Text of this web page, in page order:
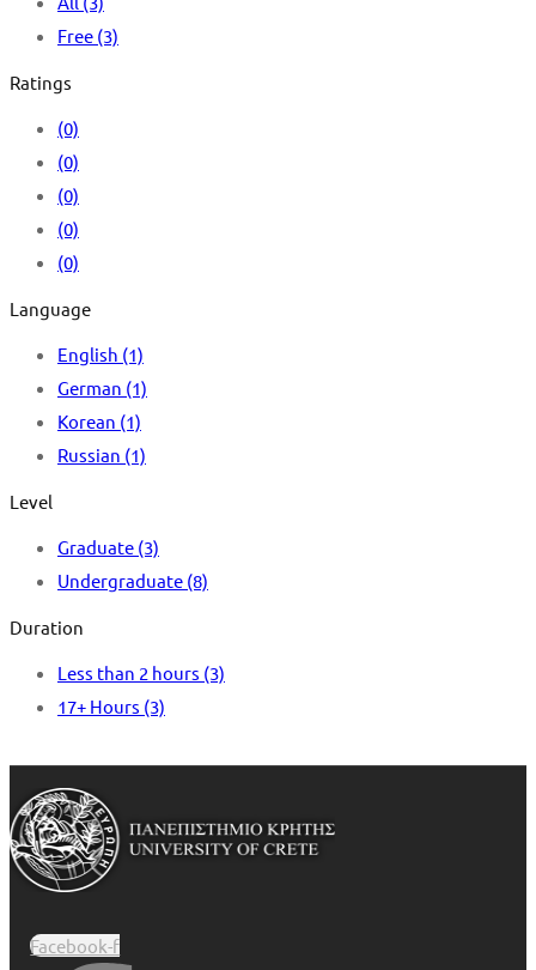
Free (3)
Ratings
(0)
(0)
(0)
(0)
(0)
Language
English (1)
German (1)
Korean (1)
Russian (1)
Level
Graduate (3)
Undergraduate (8)
Duration
Less than 2 hours (3)
17+ Hours (3)
Facebook-f